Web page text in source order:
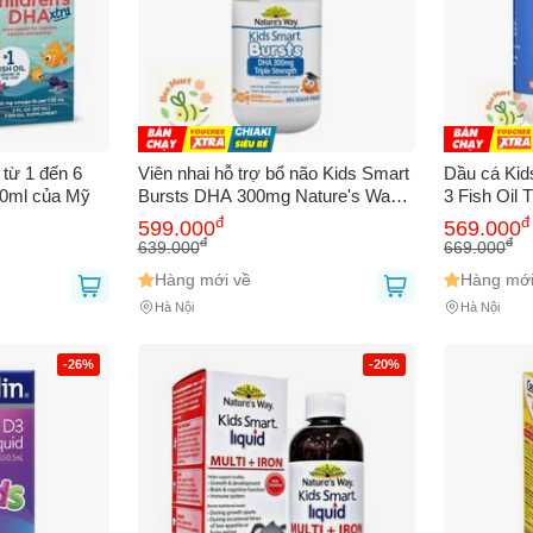
1 đến 6
của Mỹ
Viên nhai hỗ trợ bổ não Kids Smart
Bursts DHA 300mg Nature's Way
(50 viên) date 12/28
599.000đ
639.000đ
Hàng mới về
Hà Nội
Dầu cá
3 Fish Oil
,hương vị
bé phát
569.000đ
669.000đ
Hàng
Hà Nội
-26% -20%